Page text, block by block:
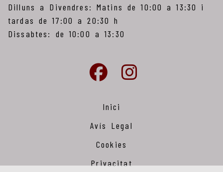
Dilluns a Divendres: Matins de 10:00 a 13:30 i
tardas de 17:00 a 20:30 h
Dissabtes: de 10:00 a 13:30
Inici
Avís Legal
Cookies
Privacitat